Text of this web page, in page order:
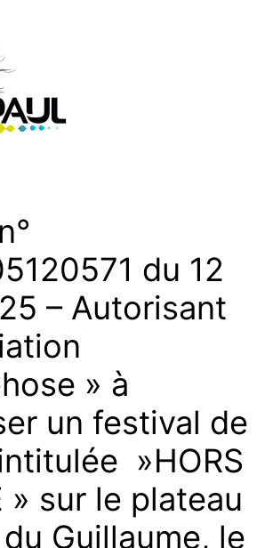
du 12
– Autorisant
» à
un festival de
»HORS
» sur le plateau
Guillaume, le